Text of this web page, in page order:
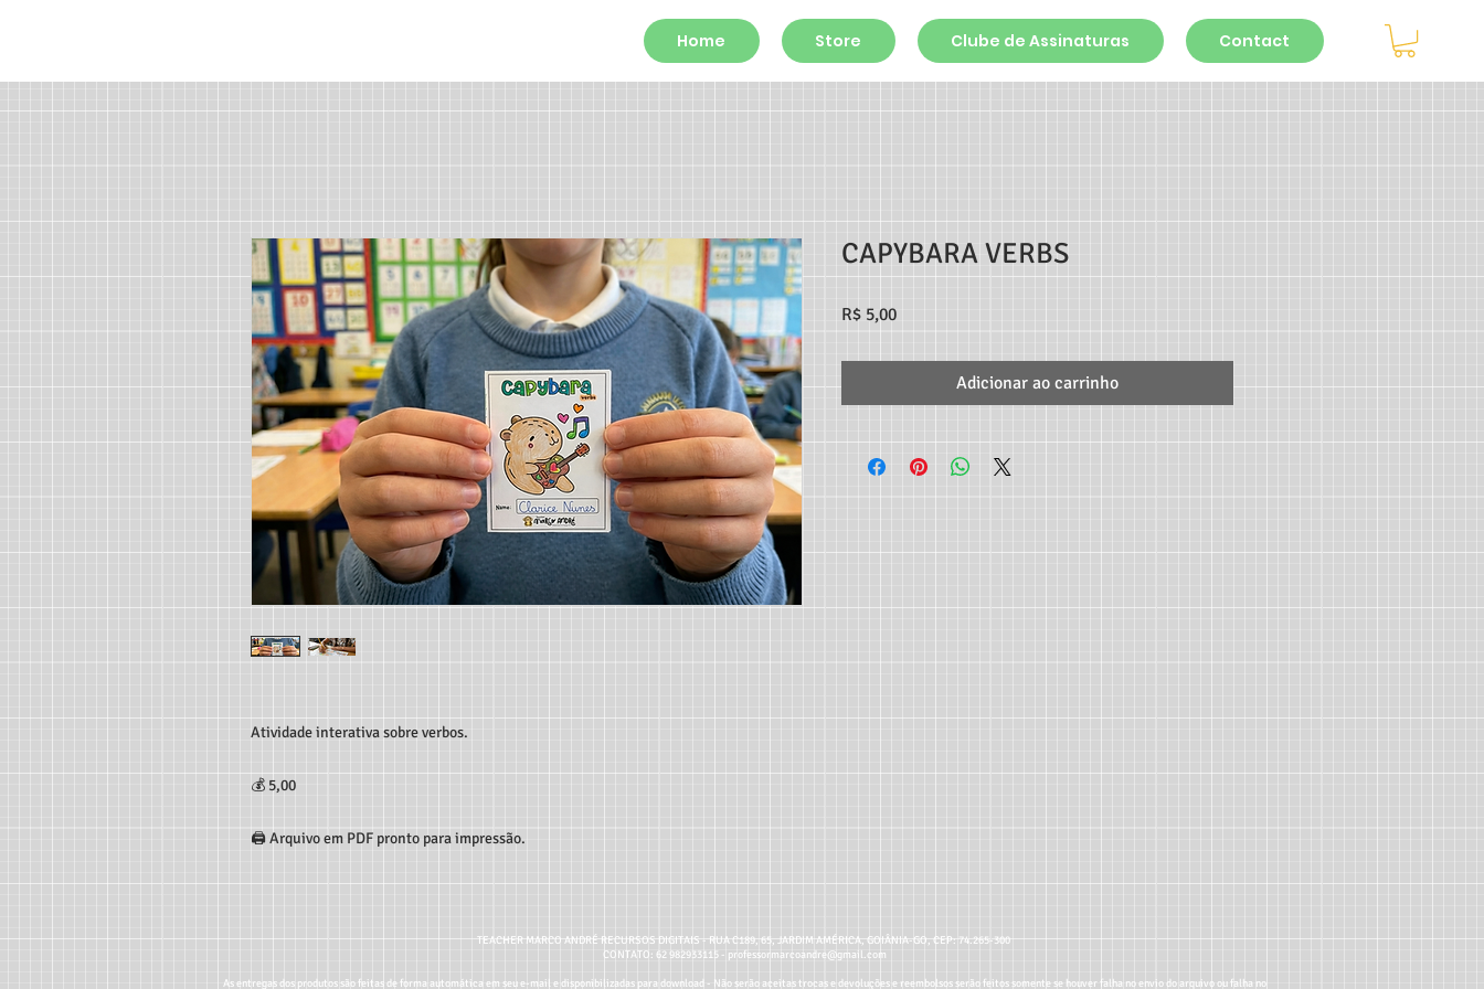
Home Store Clube de Assinaturas Contact
Atividade interativa sobre verbos.
💰 5,00
🖨️ Arquivo em PDF pronto para impressão.
CAPYBARA VERBS
R$ 5,00Preço
Adicionar ao carrinho
TEACHER MARCO ANDRÉ RECURSOS DIGITAIS - RUA C189, 65, JARDIM AMÉRICA, GOIÂNIA-GO, CEP: 74.265-300
CONTATO: 62 982933115 - professormarcoandre@gmail.com
As entregas dos produtos são feitas de forma automática em seu e-mail e disponibilizadas para download - Não serão aceitas trocas e devoluções e reembolsos serão feitos somente se houver falha no envio do arquivo ou falha no